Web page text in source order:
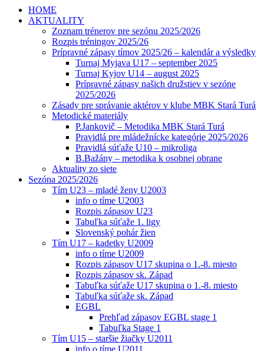
HOME
AKTUALITY
Zoznam trénerov pre sezónu 2025/2026
Rozpis tréningov 2025/26
Prípravné zápasy tímov 2025/26 – kalendár a výsledky
Turnaj Myjava U17 – september 2025
Turnaj Kyjov U14 – august 2025
Prípravné zápasy našich družstiev v sezóne
2025/2026
Zásady pre správanie aktérov v klube MBK Stará Turá
Metodické materiály
P.Jankovič – Metodika MBK Stará Turá
Pravidlá pre mládežnícke kategórie 2025/2026
Pravidlá súťaže U10 – mikroliga
B.Bažány – metodika k osobnej obrane
Aktuality zo siete
Sezóna 2025/2026
Tím U23 – mladé ženy U2003
info o tíme U2003
Rozpis zápasov U23
Tabuľka súťaže 1. ligy
Slovenský pohár žien
Tím U17 – kadetky U2009
info o tíme U2009
Rozpis zápasov U17 skupina o 1.-8. miesto
Rozpis zápasov sk. Západ
Tabuľka súťaže U17 skupina o 1.-8. miesto
Tabuľka súťaže sk. Západ
EGBL
Prehľad zápasov EGBL stage 1
Tabuľka Stage 1
Tím U15 – staršie žiačky U2011
info o tíme U2011